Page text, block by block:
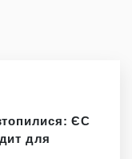
ЄС
для